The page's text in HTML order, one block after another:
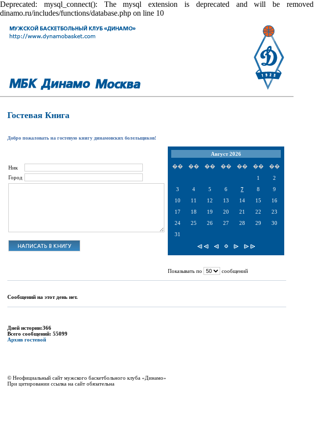
Deprecated: mysql_connect(): The mysql extension is deprecated and will be
dinamo.ru/includes/functions/database.php on line 10
Гостевая Книга
Добро пожаловать на гостевую книгу динамовских болельщиков!
Ник
Город
Август 2026
�� �� �� �� �� ��
��
1
2
3
4 5 6 7 8
9
10
11 12 13 14 15
16
17
18 19 20 21 22
23
24
25 26 27 28 29
30
31
Показывать по сообщений
Сообщений на этот день нет.
Дней истории:366
Всего сообщений: 55099
Архив гостевой
© Неофициальный сайт мужского баскетбольного клуба «Динамо»
При цитировании ссылка на сайт обязательна